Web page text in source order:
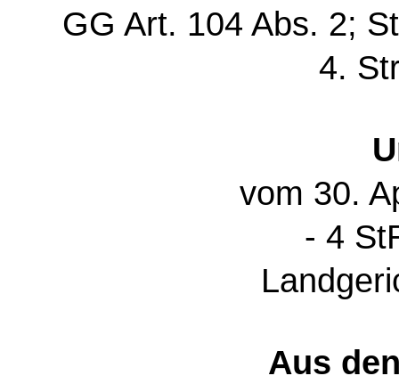
GG Art. 104 Abs. 2;
4.
vom 30.
- 4
Aus